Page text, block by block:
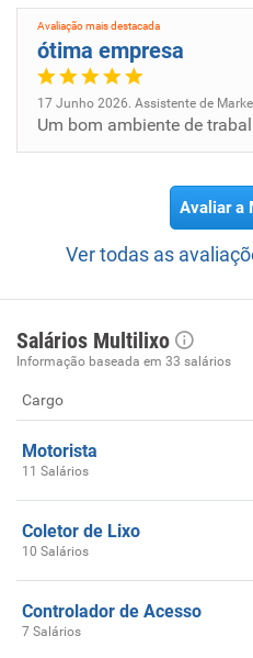
com qualidade, limpeza e
de uma empresa e sim a sua
Avaliação mais destacada
ótima empresa
17 Junho 2026. Assistente de
Um bom ambiente de
Avaliar a
Ver todas as
Salários Multilixo
Informação baseada em 33 salários
Cargo
Motorista
11 Salários
Coletor de Lixo
10 Salários
Controlador de Acesso
7 Salários